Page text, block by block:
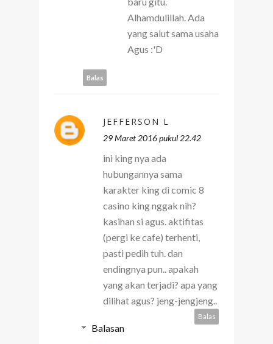
Alhamdulillah. Ada
yang salut sama usaha
Agus :'D
Balas
JEFFERSON L
29 Maret 2016 pukul 22.42
ini king nya ada
hubungannya sama
karakter king di comic 8
casino king nggak nih?
kasihan si agus. aktifitas
(pergi ke cafe) terhenti,
pasti pedih tuh. dan
endingnya pun.. apakah
yang akan terjadi? apa yang
dilihat agus? jeng-jengjeng..
Balas
Balasan